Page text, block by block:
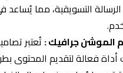
احترافية:
للإعلانات بشكل
المرئية والصوتية بطريقة تُعزز من